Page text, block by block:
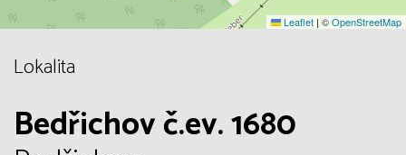
Leaflet | ©OpenStreetMap
Lokalita
Bedřichov č.ev. 1680